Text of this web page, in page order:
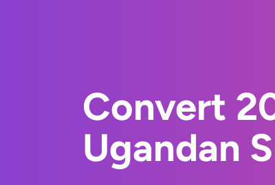
Convert
Ugandan